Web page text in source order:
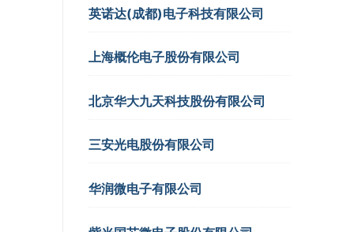
英诺达(成都)电子科技有限公司
上海概伦电子股份有限公司
北京华大九天科技股份有限公司
三安光电股份有限公司
华润微电子有限公司